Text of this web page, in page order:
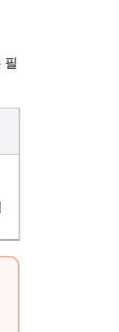
필